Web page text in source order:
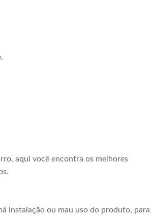
aqui você encontra os melhores
instalação ou mau uso do produto, para